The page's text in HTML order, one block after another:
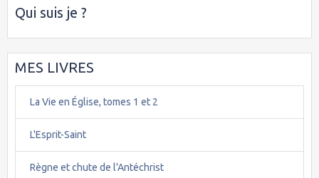
Qui suis je ?
MES LIVRES
La Vie en Église, tomes 1 et 2
L'Esprit-Saint
Règne et chute de l'Antéchrist